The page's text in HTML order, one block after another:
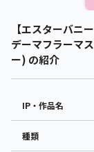
【エスターバニ
デーマフラーマ
ー) の紹介
IP・作品名
種類